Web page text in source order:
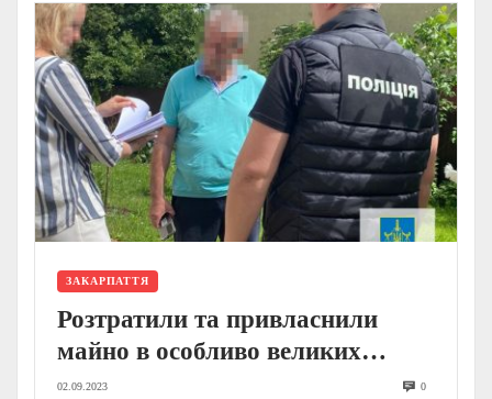
ЗАКАРПАТТЯ
Розтратили та привласнили
майно в особливо великих
розмірах: на Закарпатті
02.09.2023 0